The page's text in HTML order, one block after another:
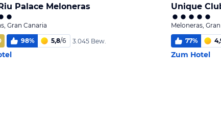
Palace Meloneras
Gran Canaria
98% 5,8/6 3.045 Bew.
Meloneras,
77%
Zum Hotel